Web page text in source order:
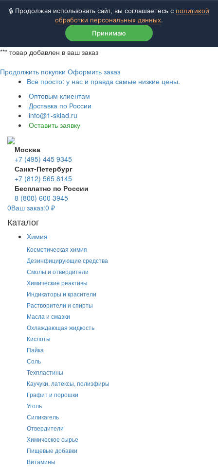
🔒 Продолжая использовать сайт, вы соглашаетесь с политикой
обработки персональных данных.
Принимаю
*** товар добавлен в ваш заказ
Продолжить покупки Оформить заказ
Всё просто: у нас и правда самые низкие цены.
Оптовым клиентам
Доставка по России
info@1-sklad.ru
Оставить заявку
Москва
+7 (495) 445 9345
Санкт-Петербург
+7 (812) 565 8145
Бесплатно по России
8 (800) 600 3945
0Ваш заказ:0 ₽
Каталог
Химия
Косметическая химия
Дезинфицирующие средства
Смолы и отвердители
Химические реактивы
Индикаторы и красители
Растворители и спирты
Масла и смазки
Охлаждающая жидкость
Кислоты
Пайка
Соль
Техпластины
Каучуки, латексы, полиэфиры
Графит и порошки
Уголь
Силикагель
Отвердители
Химическое сырье
Пищевые добавки
Витамины